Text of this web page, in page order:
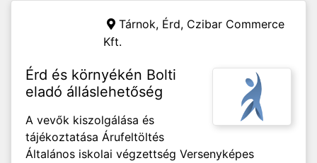
Tárnok, Érd, Czibar Commerce
Kft.
Érd és környékén Bolti
eladó álláslehetőség
A vevők kiszolgálása és
tájékoztatása Árufeltöltés
Általános iskolai végzettség Versenyképes